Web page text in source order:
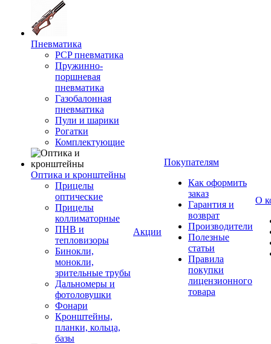
Пневматика
PCP пневматика
Пружинно-
поршневая
пневматика
Газобалонная
пневматика
Пули и шарики
Рогатки
Комплектующие
Оптика и кронштейны
Прицелы
оптические
Прицелы
коллиматорные
ПНВ и
тепловизоры
Бинокли,
монокли,
зрительные трубы
Дальномеры и
фотоловушки
Фонари
Кронштейны,
планки, кольца,
базы
Акции
Покупателям
Как оформить
заказ
Гарантия и
возврат
Производители
Полезные
статьи
Правила
покупки
лицензионного
товара
О